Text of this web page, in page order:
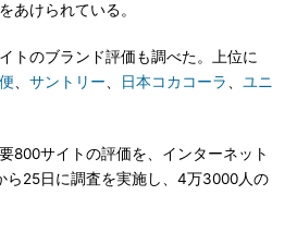
あけられている。
トのブランド評価も調べた。上位に
サントリー 日本コカコーラ
ユニ
800サイトの評価を、インターネット
ら25日に調査を実施し、4万3000人の